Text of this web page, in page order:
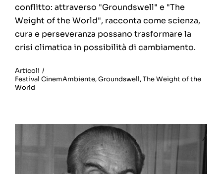
conflitto: attraverso "Groundswell" e "The
Weight of the World", racconta come scienza,
cura e perseveranza possano trasformare la
crisi climatica in possibilità di cambiamento.
Articoli /
Festival CinemAmbiente,Groundswell,The Weight of the
World